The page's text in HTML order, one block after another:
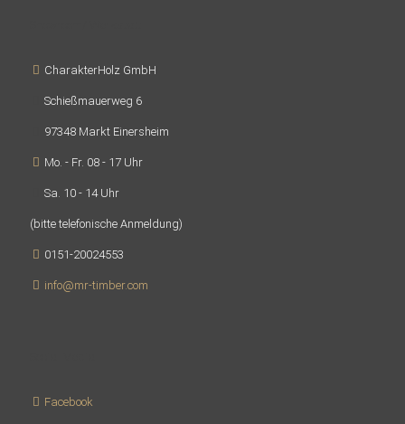
CharakterHolz GmbH
Schießmauerweg 6
97348 Markt Einersheim
Mo. - Fr. 08 - 17 Uhr
Sa. 10 - 14 Uhr
(bitte telefonische Anmeldung)
0151-20024553
info@mr-timber.com
Facebook